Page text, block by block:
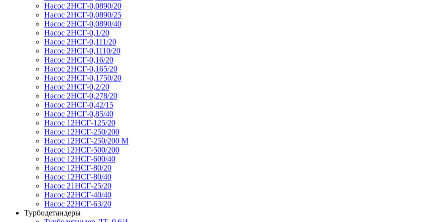
Насос 2НСГ-0,0890/20
Насос 2НСГ-0,0890/25
Насос 2НСГ-0,0890/40
Насос 2НСГ-0,1/20
Насос 2НСГ-0,111/20
Насос 2НСГ-0,1110/20
Насос 2НСГ-0,16/20
Насос 2НСГ-0,165/20
Насос 2НСГ-0,1750/20
Насос 2НСГ-0,2/20
Насос 2НСГ-0,278/20
Насос 2НСГ-0,42/15
Насос 2НСГ-0,85/40
Насос 12НСГ-125/20
Насос 12НСГ-250/200
Насос 12НСГ-250/200 М
Насос 12НСГ-500/200
Насос 12НСГ-600/40
Насос 12НСГ-80/20
Насос 12НСГ-80/40
Насос 21НСГ-25/20
Насос 22НСГ-40/40
Насос 22НСГ-63/20
Турбодетандеры